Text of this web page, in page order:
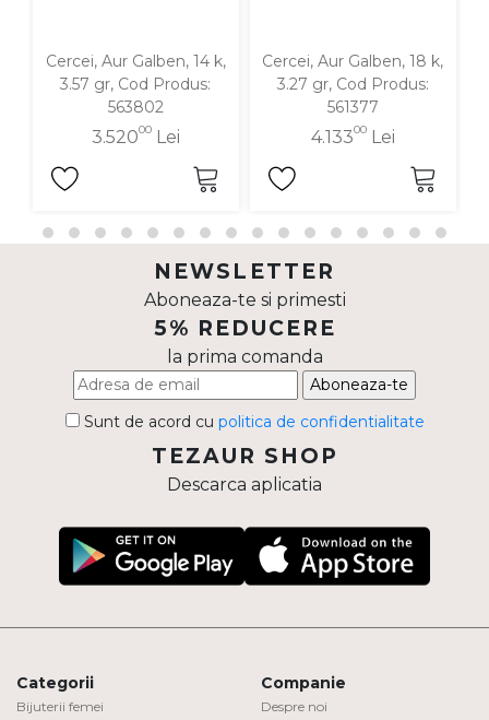
Cercei, Aur Galben, 14 k,
3.57 gr, Cod Produs:
563802
3.52000Lei
Cercei, Aur Galben, 18 k,
3.27 gr, Cod Produs:
561377
4.13300Lei
NEWSLETTER
Aboneaza-te si primesti
5% REDUCERE
la prima comanda
Aboneaza-te
Sunt de acord cu politica de confidentialitate
TEZAUR SHOP
Descarca aplicatia
Categorii
Bijuterii femei
Companie
Despre noi